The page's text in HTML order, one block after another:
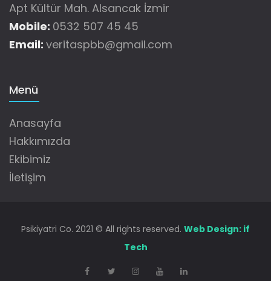
Apt Kültür Mah. Alsancak İzmir
Mobile: 0532 507 45 45
Email: veritaspbb@gmail.com
Menü
Anasayfa
Hakkımızda
Ekibimiz
İletişim
Psikiyatri Co. 2021 © All rights reserved. Web Design: if
Tech